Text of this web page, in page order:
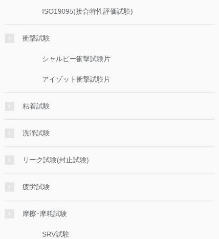
ISO19095(接合特性評価試験)
衝撃試験
シャルピー衝撃試験片
アイゾット衝撃試験片
粘着試験
洗浄試験
リーク試験(封止試験)
疲労試験
摩擦･摩耗試験
SRV試験